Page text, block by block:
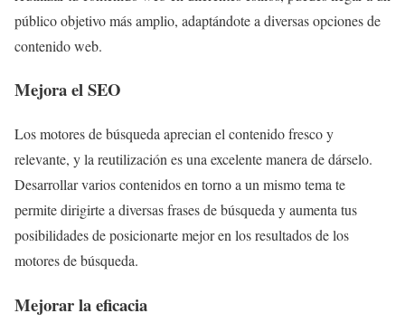
público objetivo más amplio, adaptándote a diversas opciones de
contenido web.
Mejora el SEO
Los motores de búsqueda aprecian el contenido fresco y
relevante, y la reutilización es una excelente manera de dárselo.
Desarrollar varios contenidos en torno a un mismo tema te
permite dirigirte a diversas frases de búsqueda y aumenta tus
posibilidades de posicionarte mejor en los resultados de los
motores de búsqueda.
Mejorar la eficacia